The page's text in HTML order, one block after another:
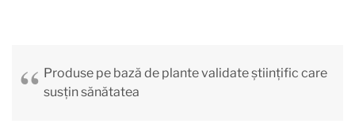
Produse pe bază de plante validate științific care
susțin sănătatea